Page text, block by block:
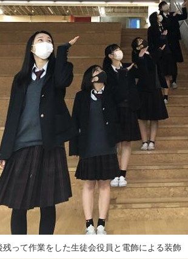
残って作業をした生徒会役員と電飾による装飾